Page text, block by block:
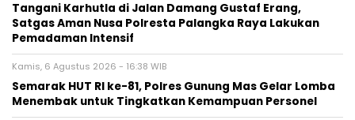
Tangani Karhutla di Jalan Damang Gustaf Erang,
Satgas Aman Nusa Polresta Palangka Raya Lakukan
Pemadaman Intensif
Kamis, 6 Agustus 2026 - 16:38 WIB
Semarak HUT RI ke-81, Polres Gunung Mas Gelar Lomba
Menembak untuk Tingkatkan Kemampuan Personel